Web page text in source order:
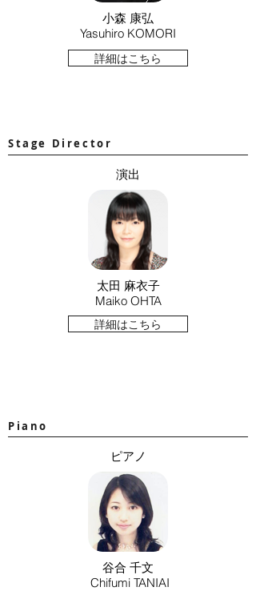
小森 康弘
Yasuhiro KOMORI
詳細はこちら
Stage Director
演出
太田 麻衣子
Maiko OHTA
詳細はこちら
Piano
ピアノ
谷合 千文
Chifumi TANIAI